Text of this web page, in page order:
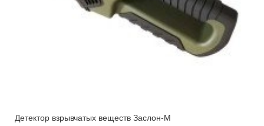
Детектор взрывчатых веществ Заслон-М